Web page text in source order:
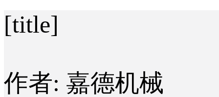
[title]
作者: 嘉德机械